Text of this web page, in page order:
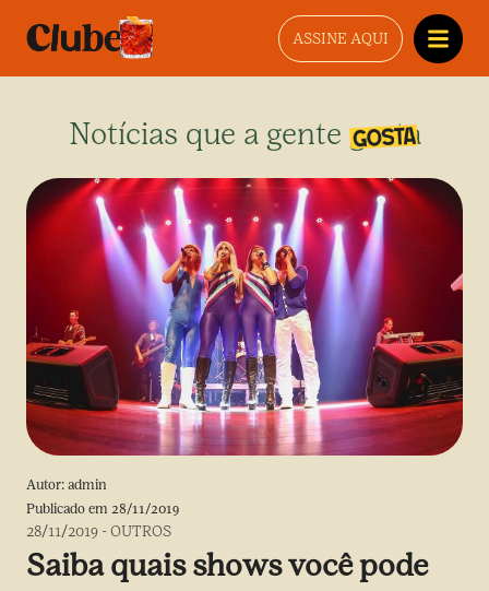
ASSINE AQUI
Notícias que a gente gosta
Autor: admin
Publicado em 28/11/2019
28/11/2019 -OUTROS
Saiba quais shows você pode